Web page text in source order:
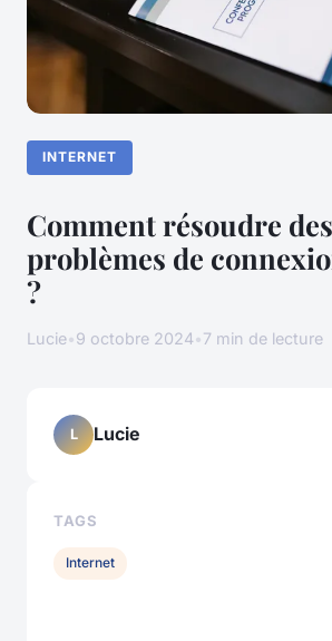
INTERNET
Comment résoudre des
problèmes de
?
Lucie•9 octobre 2024•7 min de lecture
L Lucie
TAGS
Internet